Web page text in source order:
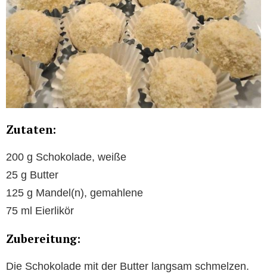
Zutaten:
200 g Schokolade, weiße
25 g Butter
125 g Mandel(n), gemahlene
75 ml Eierlikör
Zubereitung:
Die Schokolade mit der Butter langsam schmelzen.